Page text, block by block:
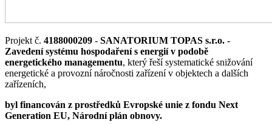
Projekt č. 4188000209 - SANATORIUM TOPAS s.r.o. -
Zavedení systému hospodaření s energií v podobě
energetického managementu, který řeší systematické snižování
energetické a provozní náročnosti zařízení v objektech a dalších
zařízeních,
byl financován z prostředků Evropské unie z fondu Next
Generation EU, Národní plán obnovy.